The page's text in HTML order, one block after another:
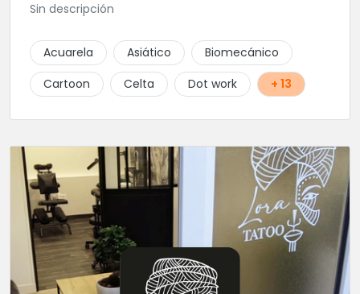
Sin descripción
Acuarela Asiático
Biomecánico
Cartoon
Celta Dot work + 13